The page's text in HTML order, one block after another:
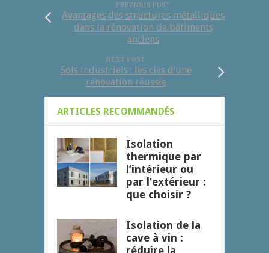
PREVIOUS POST
Avantages des structures métalliques
dans la rénovation de bâtiments
anciens
NEXT POST
Sols industriels : les clés d’une
rénovation réussie
ARTICLES RECOMMANDÉS
Isolation
thermique par
l’intérieur ou
par l’extérieur :
que choisir ?
Isolation de la
cave à vin :
réduire la